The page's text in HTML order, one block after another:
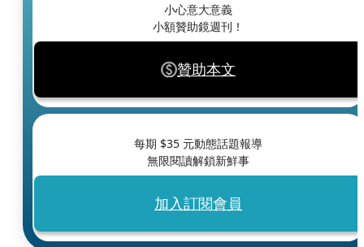
小心意大意義
小額贊助鏡週刊！
贊助本文
每期 $35 元動態話題報導
無限閱讀解鎖新鮮事
加入訂閱會員